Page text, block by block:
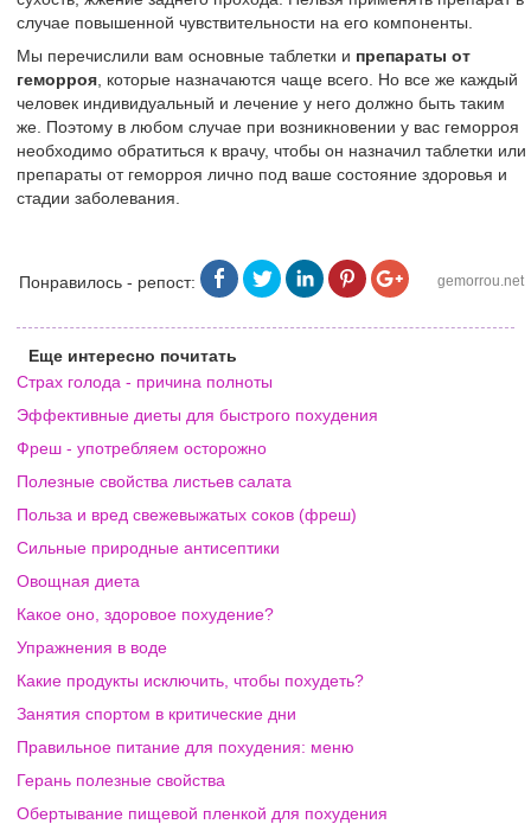
случае повышенной чувствительности на его компоненты.
Мы перечислили вам основные таблетки и препараты от
геморроя , которые назначаются чаще всего. Но все же каждый
человек индивидуальный и лечение у него должно быть таким
же. Поэтому в любом случае при возникновении у вас геморроя
необходимо обратиться к врачу, чтобы он назначил таблетки или
препараты от геморроя лично под ваше состояние здоровья и
стадии заболевания.
Понравилось - репост: gemorrou.net
Еще интересно почитать
Страх голода - причина полноты
Эффективные диеты для быстрого похудения
Фреш - употребляем осторожно
Полезные свойства листьев салата
Польза и вред свежевыжатых соков (фреш)
Сильные природные антисептики
Овощная диета
Какое оно, здоровое похудение?
Упражнения в воде
Какие продукты исключить, чтобы похудеть?
Занятия спортом в критические дни
Правильное питание для похудения: меню
Герань полезные свойства
Обертывание пищевой пленкой для похудения